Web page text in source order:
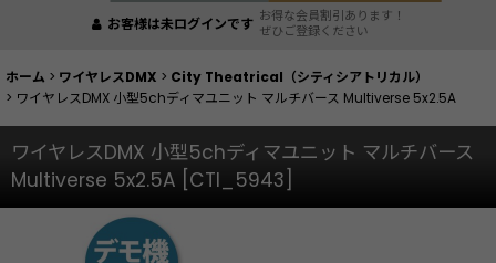
お客様は未ログインです お得な会員割引あります！
ぜひご登録ください
ホーム > ワイヤレスDMX > City Theatrical（シティシアトリカル）
> ワイヤレスDMX 小型5chディマユニット マルチバース Multiverse 5x2.5A
ワイヤレスDMX 小型5chディマユニット マルチバース
Multiverse 5x2.5A CTI_5943